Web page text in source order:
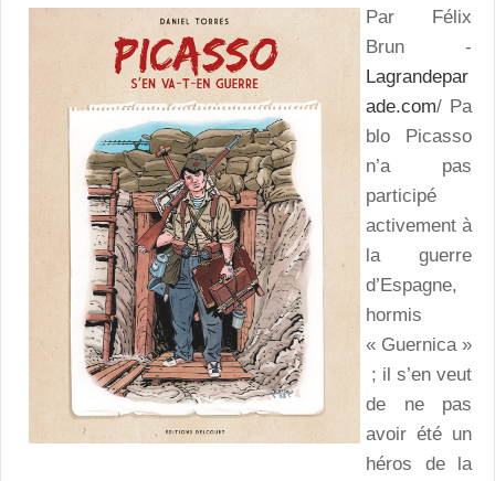
Par Félix
Brun -
Lagrandepar
ade.com/ Pa
blo Picasso
n’a pas
participé
activement à
la guerre
d’Espagne,
hormis
« Guernica »
; il s’en veut
de ne pas
avoir été un
héros de la